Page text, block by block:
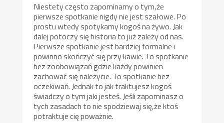
Niestety często zapominamy o tym,że
pierwsze spotkanie nigdy nie jest szałowe. Po
prostu wtedy spotykamy kogoś na żywo. Jak
dalej potoczy się historia to już zależy od nas.
Pierwsze spotkanie jest bardziej formalne i
powinno skończyć się przy kawie. To spotkanie
bez zoobowiązań gdzie każdy powinien
zachować się należycie. To spotkanie bez
oczekiwań. Jednak to jak traktujesz kogoś
świadczy o tym jaki jesteś. Jeśli zapominasz o
tych zasadach to nie spodziewaj się,że ktoś
potraktuje cię poważnie.